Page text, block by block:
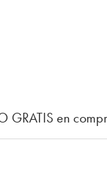
GRATIS en